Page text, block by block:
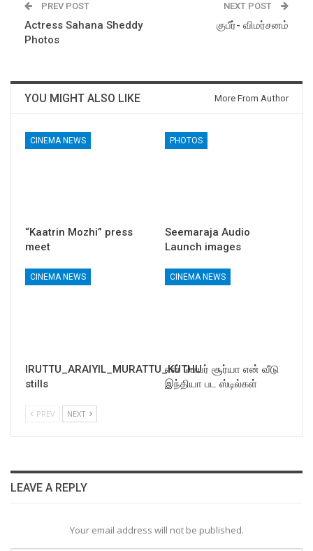
PREV POST
Actress Sahana Sheddy
Photos
NEXT POST
குபீர்- விமர்சனம்
YOU MIGHT ALSO LIKE More From Author
CINEMA NEWS
“Kaatrin Mozhi” press
meet
PHOTOS
Seemaraja Audio
Launch images
CINEMA NEWS
IRUTTU_ARAIYIL_MURATTU_KUTHU
stills
CINEMA NEWS
என் பெயர் சூர்யா என் வீடு
இந்தியா பட ஸ்டில்கள்
PREV NEXT
LEAVE A REPLY
Your email address will not be published.